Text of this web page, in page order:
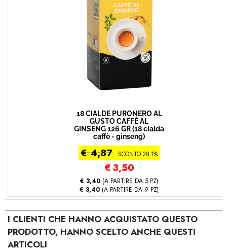
18 CIALDE PURONERO AL
GUSTO CAFFÈ AL
GINSENG 126 GR (18 cialda
caffè - ginseng)
€ 4,87 SCONTO 28.1%
€ 3,50
€ 3,40 (A PARTIRE DA 5 PZ)
€ 3,40 (A PARTIRE DA 9 PZ)
I CLIENTI CHE HANNO ACQUISTATO QUESTO
PRODOTTO, HANNO SCELTO ANCHE QUESTI
ARTICOLI